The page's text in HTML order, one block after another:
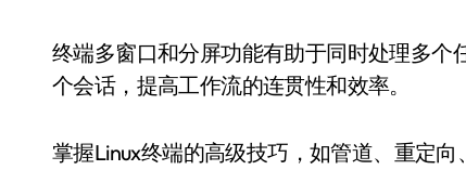
终端多窗口和分屏功能有助于同时处理多个
个会话，提高工作流的连贯性和效率。
掌握Linux终端的高级技巧，如管道、重定